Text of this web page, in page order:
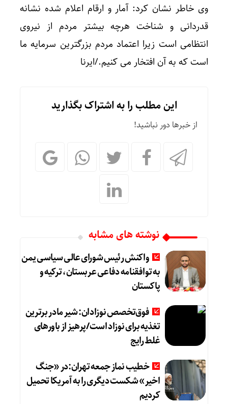
وی خاطر نشان کرد: آمار و ارقام اعلام شده نشانه
قدردانی و شناخت هرچه بیشتر مردم از نیروی
انتظامی است زیرا اعتماد مردم بزرگترین سرمایه ما
است که به آن افتخار می کنیم./ایرنا
این مطلب را به اشتراک بگذارید
از خبرها دور نباشید!
نوشته های مشابه
واکنش رئیس شورای عالی سیاسی یمن
به توافقنامه دفاعی عربستان، ترکیه و
پاکستان
فوق‌تخصص نوزادان: شیر مادر برترین
تغذیه برای نوزاد است/پرهیز از باورهای
غلط رایج
خطیب نماز جمعه تهران:در «جنگ
اخیر» شکست دیگری را به آمریکا تحمیل
کردیم